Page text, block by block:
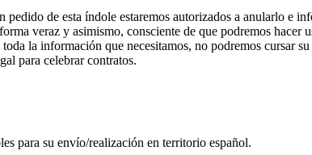
de esta índole estaremos autorizados a anularlo e
veraz y asimismo, consciente de que podremos hacer
la información que necesitamos, no podremos cursar
para celebrar contratos.
para su envío/realización en territorio español.